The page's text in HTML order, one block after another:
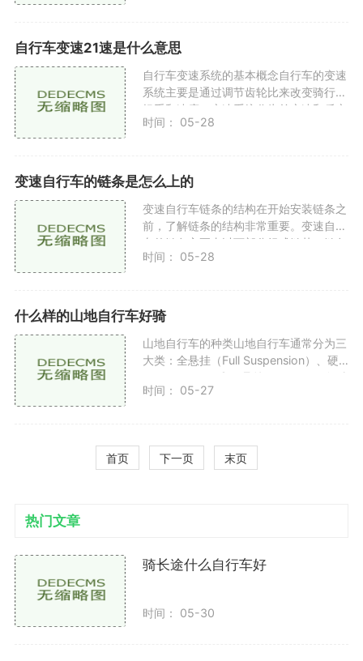
自行车变速21速是什么意思
自行车变速系统的基本概念自行车的变速
系统主要是通过调节齿轮比来改变骑行的
轻重和速度。变速系统分为前变速和后变
速前变速：通常有两到三个链轮，安装在
时间： 05-28
变速自行车的链条是怎么上的
变速自行车链条的结构在开始安装链条之
前，了解链条的结构非常重要。变速自行
车的链条主要由以下部分组成链节：链条
由多个链节组成，每个链节有两个小销和
时间： 05-28
什么样的山地自行车好骑
山地自行车的种类山地自行车通常分为三
大类：全悬挂（Full Suspension）、硬
尾（Hardtail）和无悬挂（Rigid）。每种
类型的自行车都有其独特的特点和适用场
时间： 05-27
首页 下一页 末页
热门文章
骑长途什么自行车好
时间： 05-30